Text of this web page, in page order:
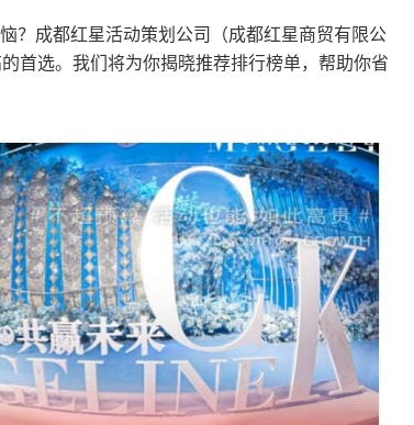
？成都红星活动策划公司（成都红星商贸有限公
首选。我们将为你揭晓推荐排行榜单，帮助你省